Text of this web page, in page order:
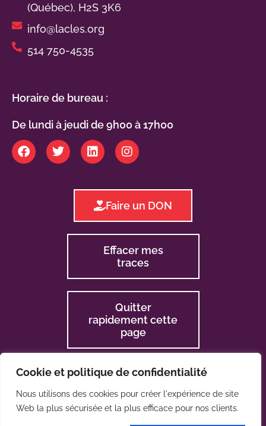
Cookie et politique de confidentialité
Nous utilisons des cookies pour créer l'expérience de site
Web la plus sécurisée et la plus efficace pour nos clients.
(Québec), H2S 3K6
info@lacles.org
514 750-4535
Horaire de bureau :
De lundi à jeudi de 9h00 à 17h00
Faire un DON
Effacer mes
traces
Quitter
rapidement cette
page
2024 © La CLES